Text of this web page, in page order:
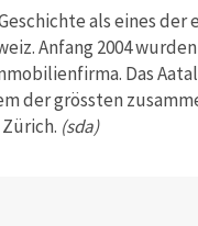
als eines der
Anfang 2004
Das
der grössten
(sda)